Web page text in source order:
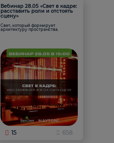
Вебинар 28.05 «Свет в кадре:
расставить роли и отстоять
сцену»
Свет, который формирует
архитектуру пространства.
15 658